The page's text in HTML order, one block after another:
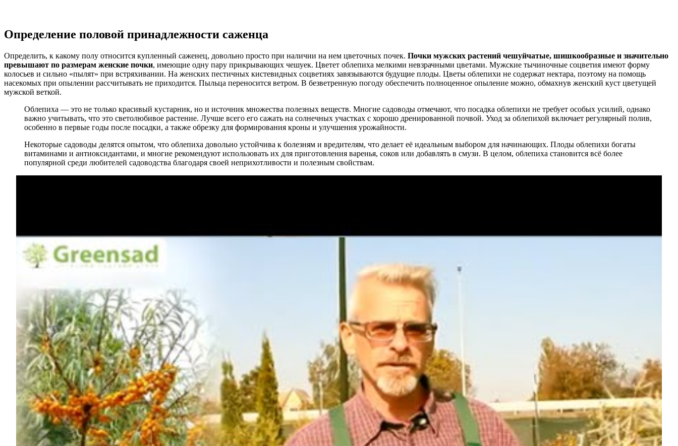
Определение половой принадлежности саженца
Определить, к какому полу относится купленный саженец, довольно просто при наличии на нем цветочных почек. Почки мужских растений чешуйчатые, шишкообразные и значительно
превышают по размерам женские почки, имеющие одну пару прикрывающих чешуек. Цветет облепиха мелкими невзрачными цветами. Мужские тычиночные соцветия имеют форму
колосьев и сильно «пылят» при встряхивании. На женских пестичных кистевидных соцветиях завязываются будущие плоды. Цветы облепихи не содержат нектара, поэтому на помощь
насекомых при опылении рассчитывать не приходится. Пыльца переносится ветром. В безветренную погоду обеспечить полноценное опыление можно, обмахнув женский куст цветущей
мужской веткой.
Облепиха — это не только красивый кустарник, но и источник множества полезных веществ. Многие садоводы отмечают, что посадка облепихи не требует особых усилий, однако
важно учитывать, что это светолюбивое растение. Лучше всего его сажать на солнечных участках с хорошо дренированной почвой. Уход за облепихой включает регулярный полив,
особенно в первые годы после посадки, а также обрезку для формирования кроны и улучшения урожайности.
Некоторые садоводы делятся опытом, что облепиха довольно устойчива к болезням и вредителям, что делает её идеальным выбором для начинающих. Плоды облепихи богаты
витаминами и антиоксидантами, и многие рекомендуют использовать их для приготовления варенья, соков или добавлять в смузи. В целом, облепиха становится всё более
популярной среди любителей садоводства благодаря своей неприхотливости и полезным свойствам.